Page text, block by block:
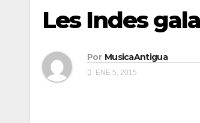
Les Indes
Por MusicaAntigua
ENE 5, 2015